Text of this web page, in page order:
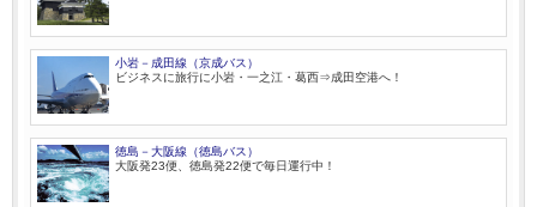
小岩－成田線（京成バス）
ビジネスに旅行に小岩・一之江・葛西⇒成田空港へ！
徳島－大阪線（徳島バス）
大阪発23便、徳島発22便で毎日運行中！